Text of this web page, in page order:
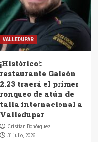
VALLEDUPAR
¡Histórico!:
restaurante Galeón
2.23 traerá el primer
ronqueo de atún de
talla internacional a
Valledupar
Cristian Bohórquez
31 julio, 2026